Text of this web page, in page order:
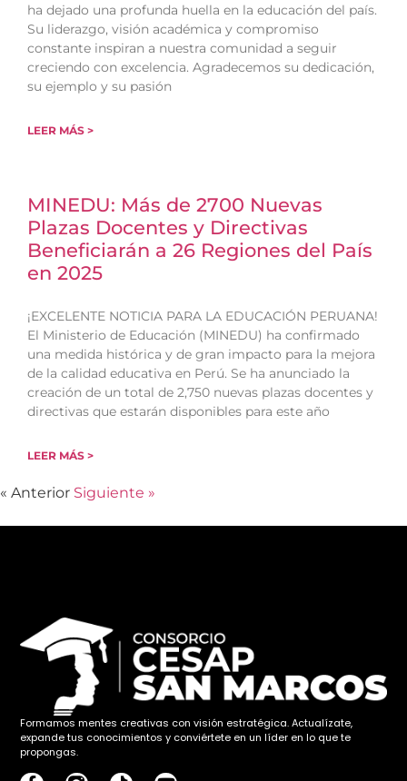
ha dejado una profunda huella en la educación del país.
Su liderazgo, visión académica y compromiso
constante inspiran a nuestra comunidad a seguir
creciendo con excelencia. Agradecemos su dedicación,
su ejemplo y su pasión
LEER MÁS >
MINEDU: Más de 2700 Nuevas
Plazas Docentes y Directivas
Beneficiarán a 26 Regiones del País
en 2025
¡EXCELENTE NOTICIA PARA LA EDUCACIÓN PERUANA!
El Ministerio de Educación (MINEDU) ha confirmado
una medida histórica y de gran impacto para la mejora
de la calidad educativa en Perú. Se ha anunciado la
creación de un total de 2,750 nuevas plazas docentes y
directivas que estarán disponibles para este año
LEER MÁS >
« Anterior Siguiente »
Formamos mentes creativas con visión estratégica. Actualízate,
expande tus conocimientos y conviértete en un líder en lo que te
propongas.